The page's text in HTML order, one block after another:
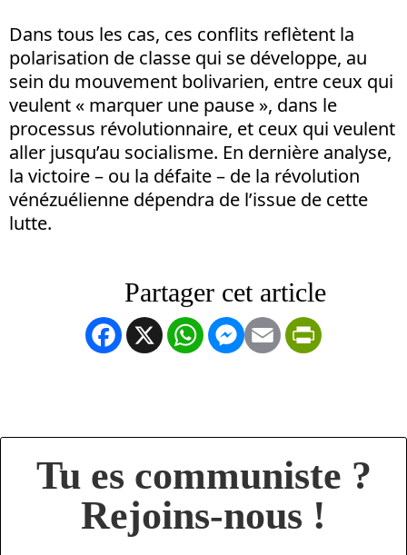
Dans tous les cas, ces conflits reflètent la
polarisation de classe qui se développe, au
sein du mouvement bolivarien, entre ceux qui
veulent « marquer une pause », dans le
processus révolutionnaire, et ceux qui veulent
aller jusqu’au socialisme. En dernière analyse,
la victoire – ou la défaite – de la révolution
vénézuélienne dépendra de l’issue de cette
lutte.
Facebook
X WhatsApp
Messenger
Email
Tu es communiste ?
Rejoins-nous !